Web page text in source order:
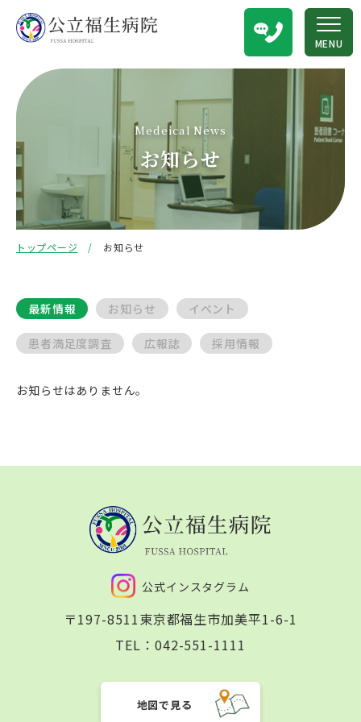
MENU
Medeical News
お知らせ
トップページ お知らせ
最新情報 お知らせ イベント
患者満足度調査 広報誌 採用情報
お知らせはありません。
公式インスタグラム
〒197-8511東京都福生市加美平1-6-1
TEL： 042-551-1111
地図で見る